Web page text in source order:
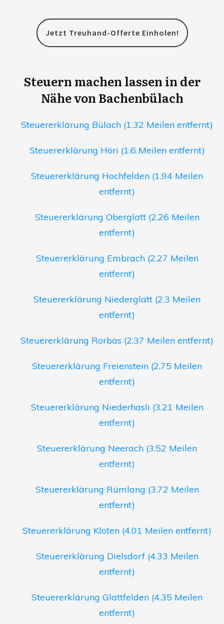
Jetzt Treuhand-Offerte Einholen!
Steuern machen lassen in der
Nähe von Bachenbülach
Steuererklärung Bülach (1.32 Meilen entfernt)
Steuererklärung Höri (1.6 Meilen entfernt)
Steuererklärung Hochfelden (1.94 Meilen
entfernt)
Steuererklärung Oberglatt (2.26 Meilen
entfernt)
Steuererklärung Embrach (2.27 Meilen
entfernt)
Steuererklärung Niederglatt (2.3 Meilen
entfernt)
Steuererklärung Rorbas (2.37 Meilen entfernt)
Steuererklärung Freienstein (2.75 Meilen
entfernt)
Steuererklärung Niederhasli (3.21 Meilen
entfernt)
Steuererklärung Neerach (3.52 Meilen
entfernt)
Steuererklärung Rümlang (3.72 Meilen
entfernt)
Steuererklärung Kloten (4.01 Meilen entfernt)
Steuererklärung Dielsdorf (4.33 Meilen
entfernt)
Steuererklärung Glattfelden (4.35 Meilen
entfernt)